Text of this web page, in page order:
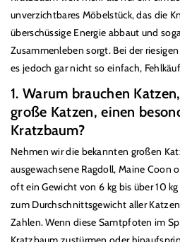
e
g
o
r
i
e
:
unverzichtbares Möbelstück, das die
überschüssige Energie abbaut und
Zusammenleben sorgt. Bei der
es jedoch gar nicht so einfach,
1. Warum brauchen
große Katzen, einen
Kratzbaum?
Nehmen wir die bekannten großen
ausgewachsene Ragdoll, Maine Coon
oft ein Gewicht von 6 kg bis über 10
zum Durchschnittsgewicht aller
Zahlen. Wenn diese Samtpfoten im